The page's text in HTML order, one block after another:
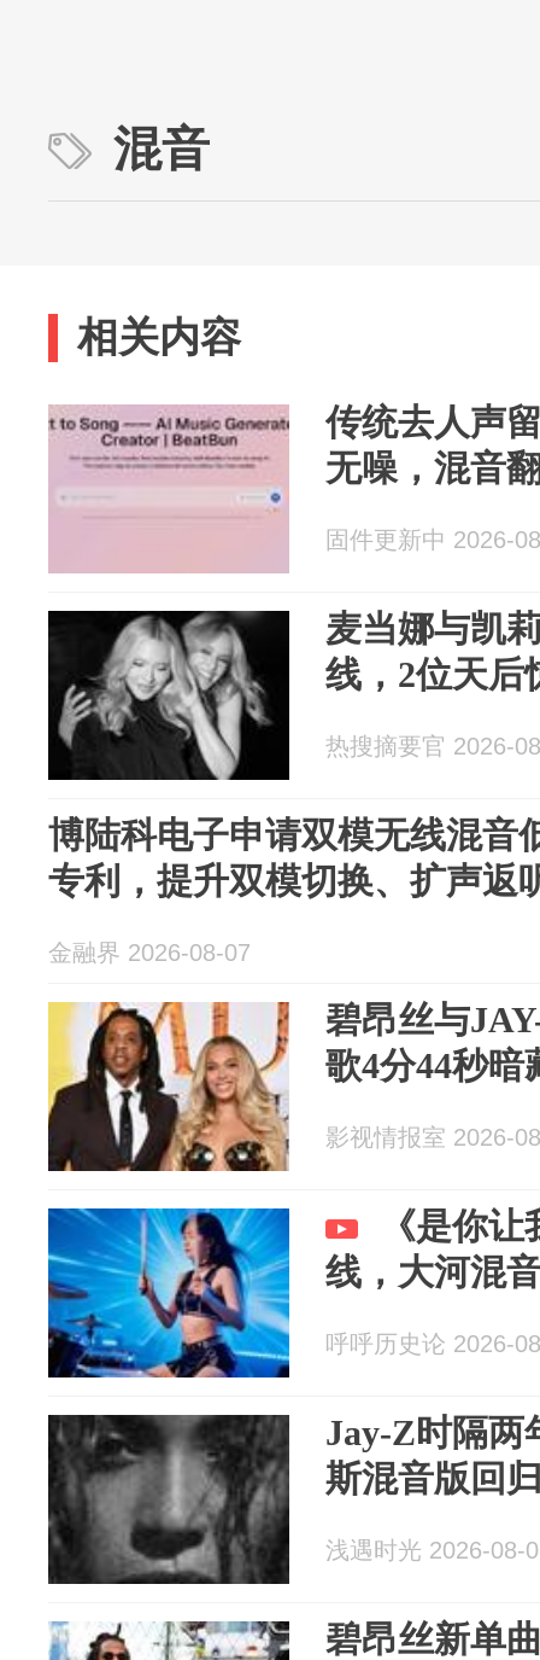
混音
相关内容
传统去人声
无噪，混音
固件更新中 2026-
麦当娜与凯
线，2位天后
热搜摘要官 2026-
博陆科电子申请双模无线混音
专利，提升双模切换、扩声返
金融界 2026-08-07
碧昂丝与
歌4分44秒暗
影视情报室 2026-
《是你
线，大河混
呼呼历史论 2026-
Jay-Z时隔两
斯混音版回
浅遇时光 2026-08-
碧昂丝新单